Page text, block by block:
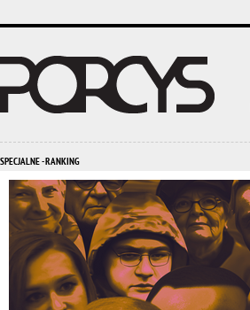
SPECJALNE - RANKING